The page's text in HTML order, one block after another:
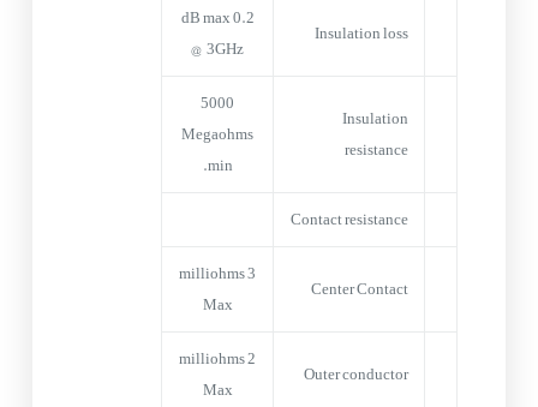
Insulation loss
0.2 dB max
@ 3GHz
Insulation
resistance
5000
Megaohms
min.
Contact resistance
Center Contact
3 milliohms
Max
Outer conductor
2 milliohms
Max